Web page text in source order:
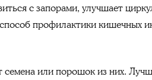
с запорами, улучшает
профилактики кишечных
или порошок из них.